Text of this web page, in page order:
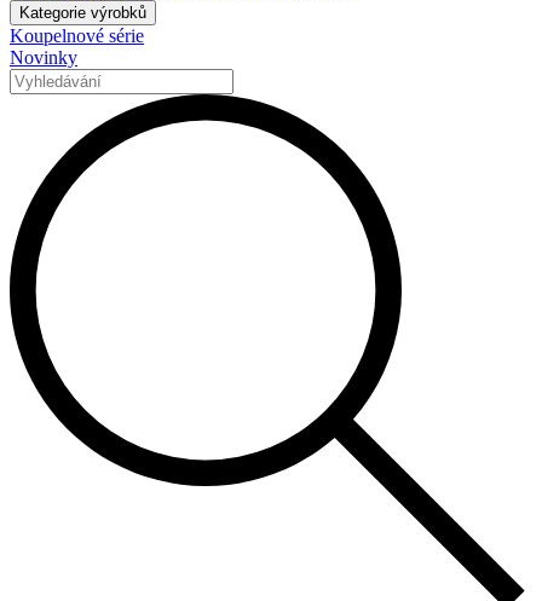
Kategorie výrobků
Koupelnové série
Novinky